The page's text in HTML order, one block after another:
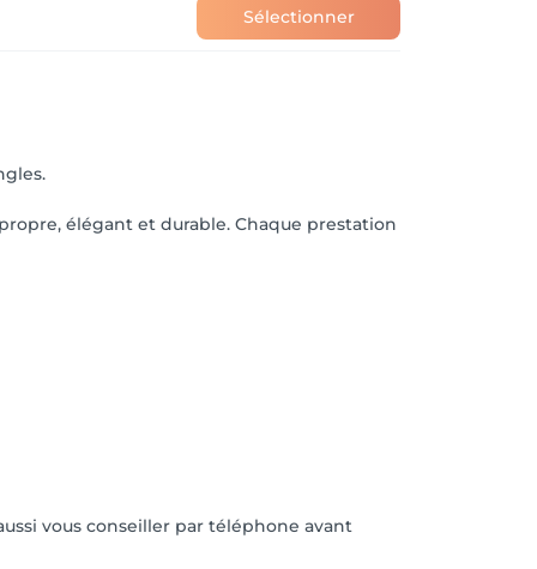
Sélectionner
élégant et durable. Chaque prestation
vous conseiller par téléphone avant